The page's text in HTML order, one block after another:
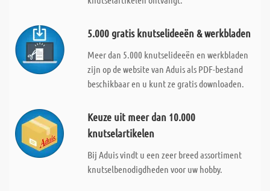
5.000 gratis knutselideeën & werkbladen
Meer dan 5.000 knutselideeën en werkbladen
zijn op de website van Aduis als PDF-bestand
beschikbaar en u kunt ze gratis downloaden.
Keuze uit meer dan 10.000
knutselartikelen
Bij Aduis vindt u een zeer breed assortiment
knutselbenodigdheden voor uw hobby.